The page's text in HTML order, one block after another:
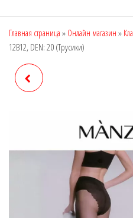
Главная страница » Онлайн магазин »
12B12, DEN: 20 (Трусики)
ЗАНИЖЕННАЯ ТАЛИЯ)